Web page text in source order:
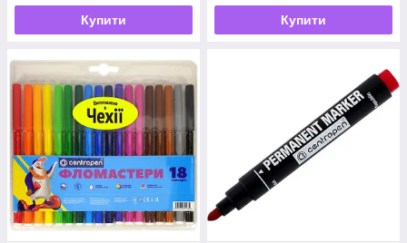
Купити Купити